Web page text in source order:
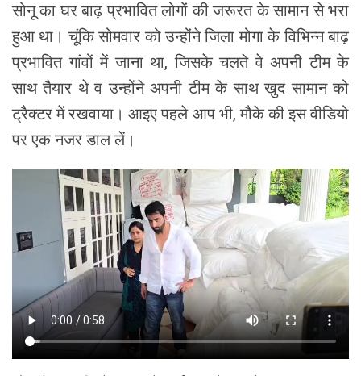
सोनू का घर बाढ़ प्रभावित लोगों की जरूरत के सामान से भरा
हुआ था। चूंकि सोमवार को उन्होंने जिला मोगा के विभिन्न बाढ़
प्रभावित गांवों में जाना था, जिसके चलते वे अपनी टीम के
साथ तैयार थे व उन्होंने अपनी टीम के साथ खुद सामान को
ट्रैक्टर में रखवाया। आइए पहले आप भी, मौके की इस वीडियो
पर एक नजर डाल लें।